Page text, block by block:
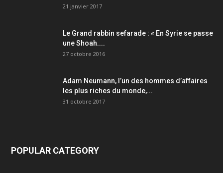
21 janvier 2017
Le Grand rabbin sefarade : « En Syrie se passe
une Shoah....
27 octobre 2016
Adam Neumann, l’un des hommes d’affaires
les plus riches du monde,...
31 octobre 2017
POPULAR CATEGORY